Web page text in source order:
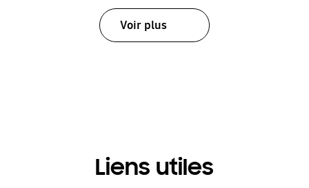
Voir plus
Liens utiles